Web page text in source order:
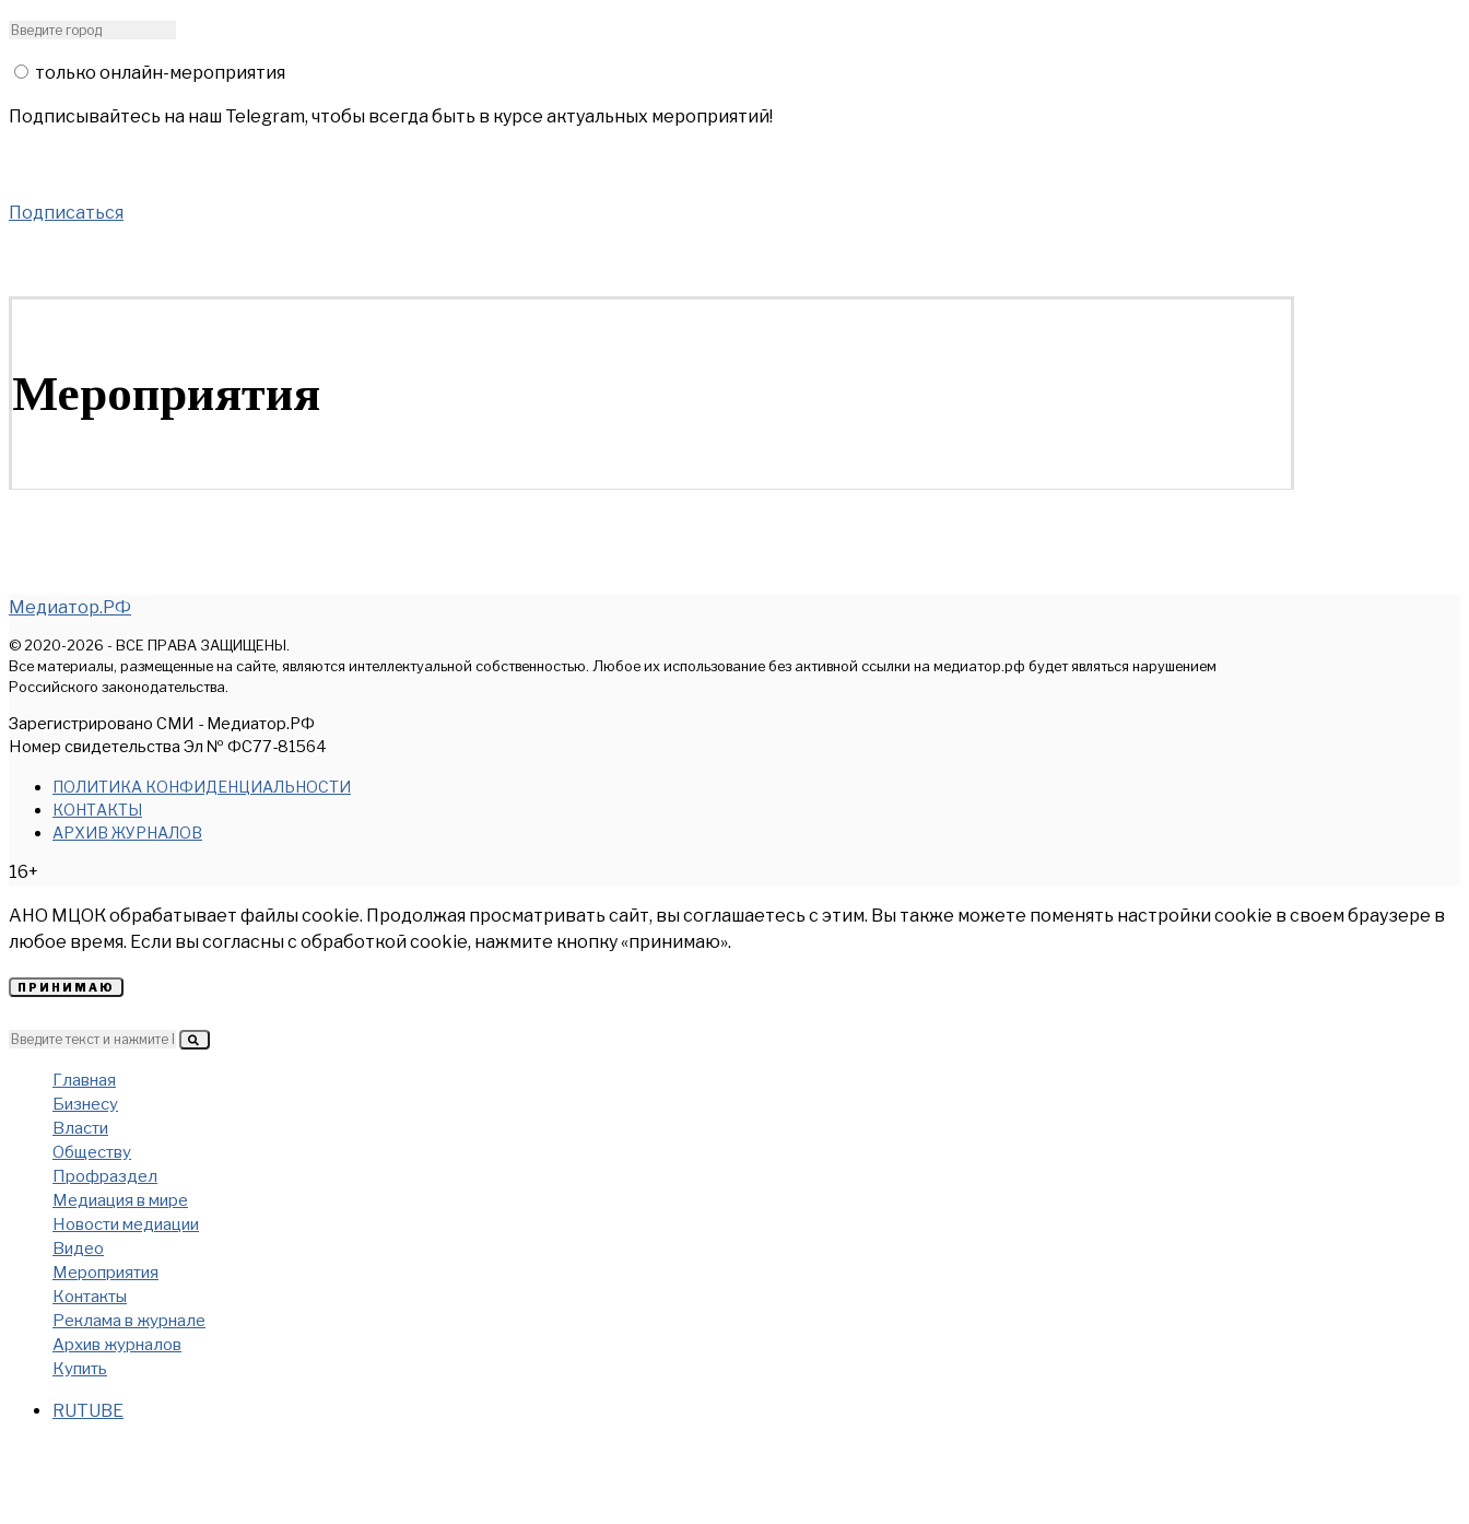
только онлайн-мероприятия
Подписывайтесь на наш Telegram, чтобы всегда быть в курсе актуальных мероприятий!
Подписаться
Мероприятия
Медиатор.РФ
© 2020-2026 - ВСЕ ПРАВА ЗАЩИЩЕНЫ.
Все материалы, размещенные на сайте, являются интеллектуальной собственностью. Любое их использование без активной ссылки на медиатор.рф будет являться нарушением
Российского законодательства.
Зарегистрировано СМИ - Медиатор.РФ
Номер свидетельства Эл № ФС77-81564
ПОЛИТИКА КОНФИДЕНЦИАЛЬНОСТИ
КОНТАКТЫ
АРХИВ ЖУРНАЛОВ
16+
АНО МЦОК обрабатывает файлы cookie. Продолжая просматривать сайт, вы соглашаетесь с этим. Вы также можете поменять настройки cookie в своем браузере в
любое время. Если вы согласны с обработкой cookie, нажмите кнопку «принимаю».
ПРИНИМАЮ
Главная
Бизнесу
Власти
Обществу
Профраздел
Медиация в мире
Новости медиации
Видео
Мероприятия
Контакты
Реклама в журнале
Архив журналов
Купить
RUTUBE